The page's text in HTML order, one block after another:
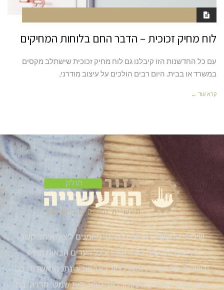
לוח מחיק זכוכית – הדבר החם בלוחות המחיקים
עם כל החדשנות הזו קיבלנו גם לוח מחיק זכוכית שישתלב מקסים
במשרד או בבית. היום רבים הולכים על עיצוב מודרני,
קרא עוד ←
שירותי התעשייה נגישים לכולם, מוזמנים ליצור איתנו קשר
לידיעות וחדשות בעיר חולון ובכל הערים הבאות:חיפה,
ירושלים, תל אביב, ראשון לציון, באר שבע, נתניה, אשדוד, בני
ברק, חולון, רמת גן, אשקלון, כפר סבא, בית שמש, חדרה, בת